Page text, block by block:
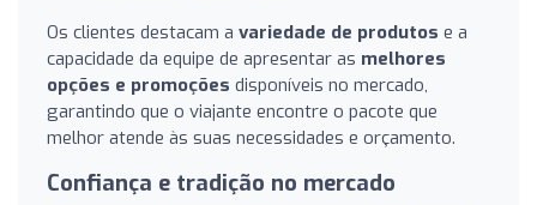
Os clientes destacam a variedade de produtos e a
capacidade da equipe de apresentar as melhores
opções e promoções disponíveis no mercado,
garantindo que o viajante encontre o pacote que
melhor atende às suas necessidades e orçamento.
Confiança e tradição no mercado